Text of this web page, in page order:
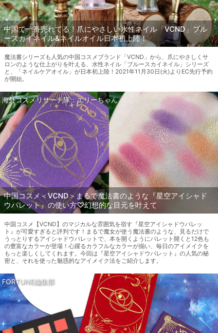
中国で一番売れてる！爪にやさしい水性ネイル「VCND」ブル
ースカイネイル&ネイルオイル日本初上陸！
魔法書シリーズも人気の中国コスメブランド「VCND」から、爪にやさしくサ
ロンのような仕上がりを叶える、水性ネイル「ブルースカイネイル」シリーズ
と、「ネイルケアオイル」が日本初上陸！2021年11月30日(火)よりEC先行予約
が開始。
海外コスメリサーチ隊：エリーちゃん
中国コスメ＜VCND＞まるで魔法書のような『星空アイシャド
ウパレット』の使い方♡幻想的な目元を叶えて
中国コスメ【VCND】のマジカルな雰囲気を宿す『星空アイシャドウパレッ
ト』が可愛すぎると評判です！まるで魔女が使う魔法書のような、見るだけで
うっとりするアイシャドウパレットで、本を開くようにパレット開くと12色も
の豊富なカラーが登場！心躍るカラフルなカラーが揃い、毎日のアイメイクを
もっと楽しくしてくれます。今回は『星空アイシャドウパレット』の人気の秘
密と、それを使った魅惑的なアイメイク法をご紹介します。
FORTUNE編集部